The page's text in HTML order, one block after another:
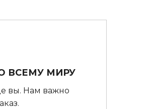
ВСЕМУ МИРУ
вы. Нам важно